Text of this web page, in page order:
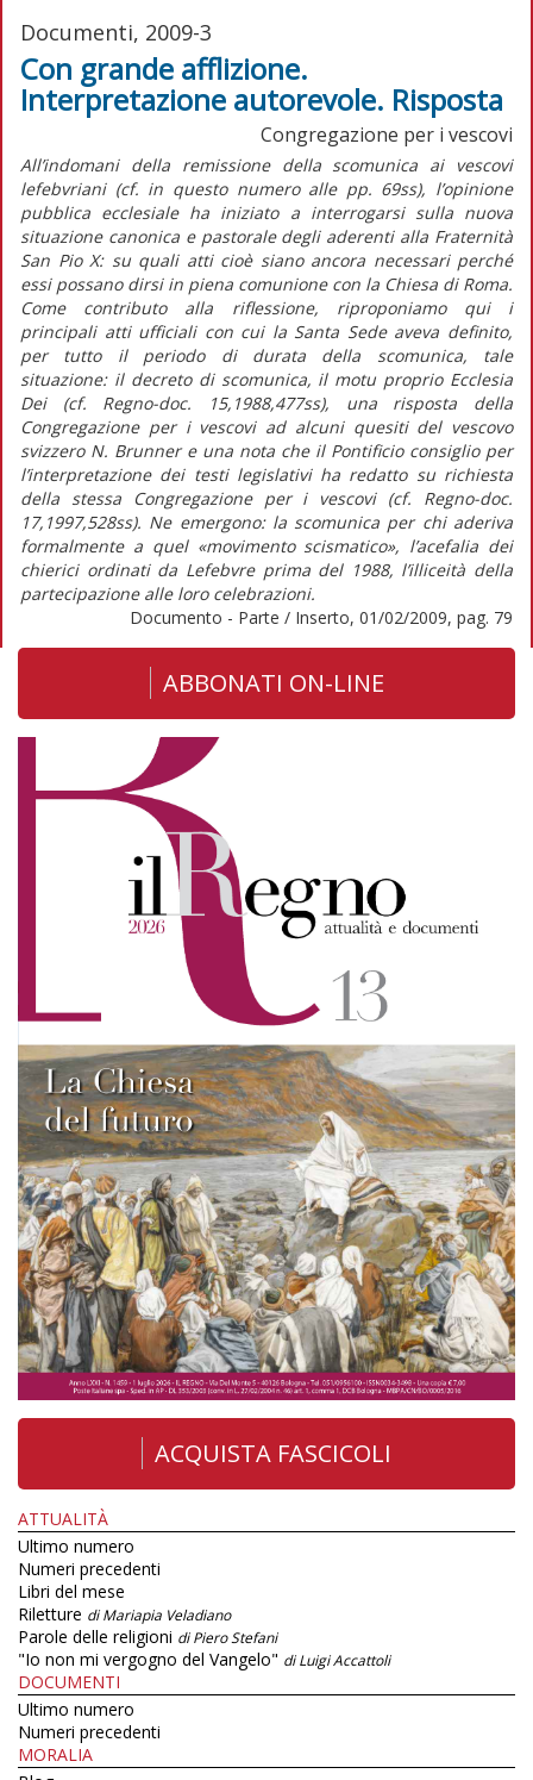
Documenti, 2009-3
Con grande afflizione.
Interpretazione autorevole. Risposta
Congregazione per i vescovi
All’indomani della remissione della scomunica ai vescovi
lefebvriani (cf. in questo numero alle pp. 69ss), l’opinione
pubblica ecclesiale ha iniziato a interrogarsi sulla nuova
situazione canonica e pastorale degli aderenti alla Fraternità
San Pio X: su quali atti cioè siano ancora necessari perché
essi possano dirsi in piena comunione con la Chiesa di Roma.
Come contributo alla riflessione, riproponiamo qui i
principali atti ufficiali con cui la Santa Sede aveva definito,
per tutto il periodo di durata della scomunica, tale
situazione: il decreto di scomunica, il motu proprio Ecclesia
Dei (cf. Regno-doc. 15,1988,477ss), una risposta della
Congregazione per i vescovi ad alcuni quesiti del vescovo
svizzero N. Brunner e una nota che il Pontificio consiglio per
l’interpretazione dei testi legislativi ha redatto su richiesta
della stessa Congregazione per i vescovi (cf. Regno-doc.
17,1997,528ss). Ne emergono: la scomunica per chi aderiva
formalmente a quel «movimento scismatico», l’acefalia dei
chierici ordinati da Lefebvre prima del 1988, l’illiceità della
partecipazione alle loro celebrazioni.
Documento - Parte / Inserto, 01/02/2009, pag. 79
ABBONATI ON-LINE
ACQUISTA FASCICOLI
ATTUALITÀ
Ultimo numero
Numeri precedenti
Libri del mese
Riletture di Mariapia Veladiano
Parole delle religioni di Piero Stefani
"Io non mi vergogno del Vangelo" di Luigi Accattoli
DOCUMENTI
Ultimo numero
Numeri precedenti
MORALIA